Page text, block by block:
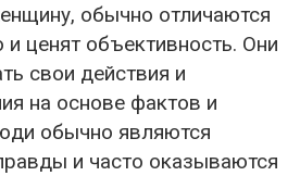
обычно отличаются
и ценят объективность. Они
свои действия и
на основе фактов и
обычно являются
и часто оказываются